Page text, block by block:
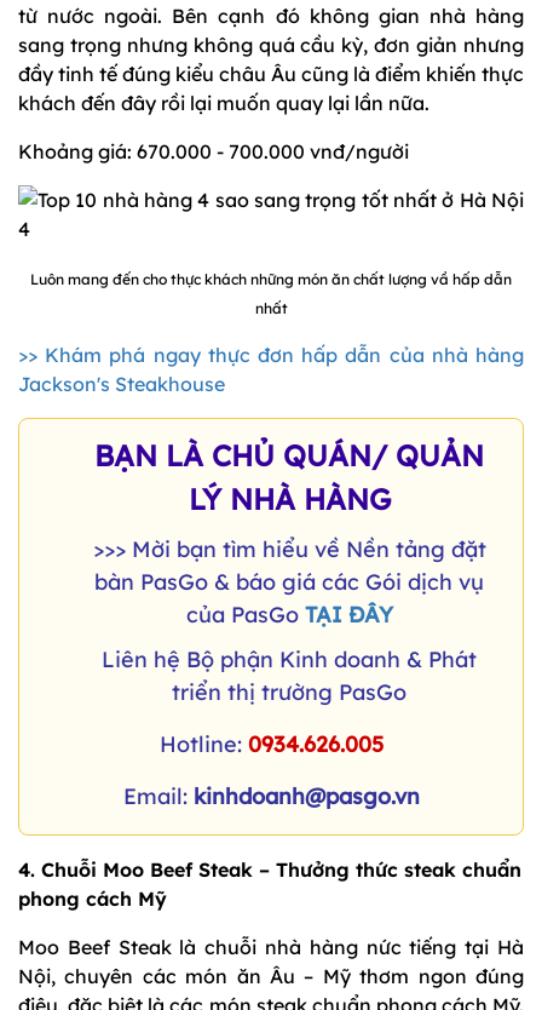
từ nước ngoài. Bên cạnh đó không gian nhà hàng
sang trọng nhưng không quá cầu kỳ, đơn giản nhưng
đầy tinh tế đúng kiểu châu Âu cũng là điểm khiến thực
khách đến đây rồi lại muốn quay lại lần nữa.
Khoảng giá: 670.000 - 700.000 vnđ/người
Luôn mang đến cho thực khách những món ăn chất lượng vầ hấp dẫn
nhất
>> Khám phá ngay thực đơn hấp dẫn của nhà hàng
Jackson's Steakhouse
BẠN LÀ CHỦ QUÁN/ QUẢN
LÝ NHÀ HÀNG
>>> Mời bạn tìm hiểu về Nền tảng đặt
bàn PasGo & báo giá các Gói dịch vụ
của PasGo TẠI ĐÂY
Liên hệ Bộ phận Kinh doanh & Phát
triển thị trường PasGo
Hotline: 0934.626.005
Email: kinhdoanh@pasgo.vn
4. Chuỗi Moo Beef Steak – Thưởng thức steak chuẩn
phong cách Mỹ
Moo Beef Steak là chuỗi nhà hàng nức tiếng tại Hà
Nội, chuyên các món ăn Âu – Mỹ thơm ngon đúng
điệu, đặc biệt là các món steak chuẩn phong cách Mỹ.